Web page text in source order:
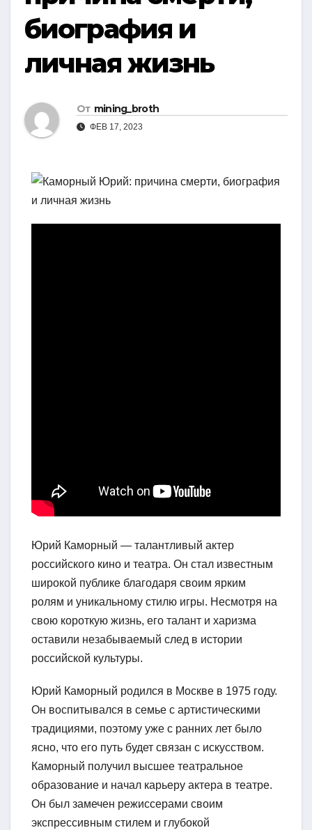
биография и
личная жизнь
От mining_broth
ФЕВ 17, 2023
Юрий Каморный — талантливый актер
российского кино и театра. Он стал известным
широкой публике благодаря своим ярким
ролям и уникальному стилю игры. Несмотря на
свою короткую жизнь, его талант и харизма
оставили незабываемый след в истории
российской культуры.
Юрий Каморный родился в Москве в 1975 году.
Он воспитывался в семье с артистическими
традициями, поэтому уже с ранних лет было
ясно, что его путь будет связан с искусством.
Каморный получил высшее театральное
образование и начал карьеру актера в театре.
Он был замечен режиссерами своим
экспрессивным стилем и глубокой